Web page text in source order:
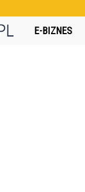
360interactive.pl
E-BIZNES